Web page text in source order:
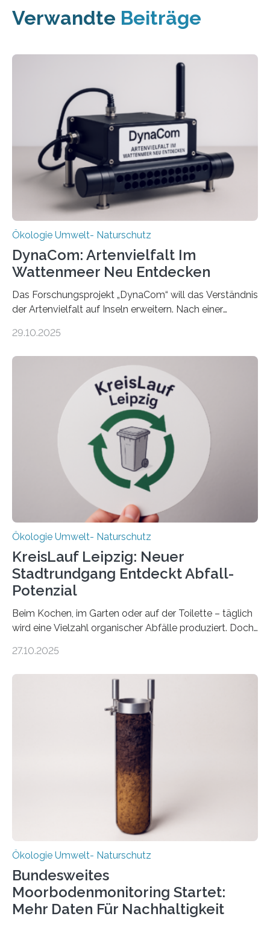
Verwandte Beiträge
Ökologie Umwelt- Naturschutz
DynaCom: Artenvielfalt Im
Wattenmeer Neu Entdecken
Das Forschungsprojekt „DynaCom“ will das Verständnis
der Artenvielfalt auf Inseln erweitern. Nach einer
Beobachtungen im Wattenmeer ist nun eine große
Oldenburg befassen sich insbesondere damit, wie ein
Ökosystem gedeiht – und wie sich dieser Prozess
verlässlich prognostizieren lässt. Grünes Licht für
„DynaCom“: Die Deutsche Forschungsgemeinschaft
(DFG) fördert das Anfang 2019 gestartete
Forschungsprojekt an der Universität Oldenburg für
zwei weitere Jahre mit rund 1,2 Millionen Euro. „Wir
freuen uns sehr über…
29.10.2025
Ökologie Umwelt- Naturschutz
KreisLauf Leipzig: Neuer
Stadtrundgang Entdeckt Abfall-
Potenzial
Beim Kochen, im Garten oder auf der Toilette – täglich
wird eine Vielzahl organischer Abfälle produziert. Doch
Potenzial nur dann entfalten können, wenn sie in
Veränderung der Wirtschaft wichtig ist, zeigt der vom
Deutschen Biomasseforschungszentrum und der
Stadtreinigung Leipzig konzipierte und am 24. Oktober
2025 offiziell eingeweihte Stadtrundgang „KreisLauf“. Er
ist ab sofort im Leipziger Stadtgebiet…
27.10.2025
Ökologie Umwelt- Naturschutz
Bundesweites
Moorbodenmonitoring Startet:
Mehr Daten Für Nachhaltigkeit